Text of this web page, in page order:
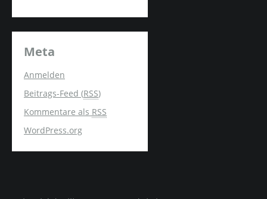
Meta
Anmelden
Beitrags-Feed (RSS)
Kommentare als RSS
WordPress.org